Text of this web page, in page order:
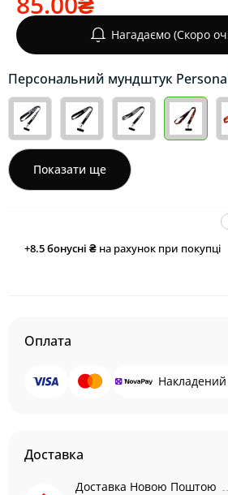
Нагадаємо (Скоро
Персональний мундштук
Показати ще
+8.5бонусні ₴ на рахунок при покупці
Оплата
Накладений
Доставка
Доставка Новою Поштою